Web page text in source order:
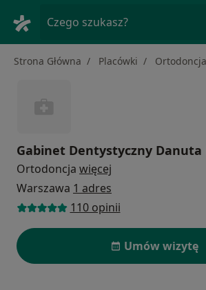
Czego szukasz?
Strona Główna Placówki Ortodoncja
Gabinet Dentystyczny Danuta
Ortodoncja więcej
Warszawa 1 adres
110 opinii
Umów wizytę